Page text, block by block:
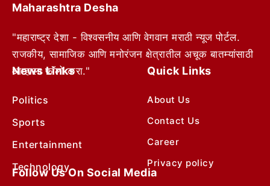
Maharashtra Desha
"महाराष्ट्र देशा - विश्वसनीय आणि वेगवान मराठी न्यूज पोर्टल.
राजकीय, सामाजिक आणि मनोरंजन क्षेत्रातील अचूक बातम्यांसाठी
आम्हाला फॉलो करा."
News Links
Politics
Sports
Entertainment
Technology
Quick Links
About Us
Contact Us
Career
Privacy policy
Follow Us On Social Media